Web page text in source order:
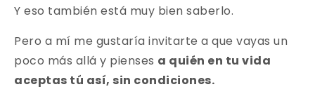
Y eso también está muy bien saberlo.
Pero a mí me gustaría invitarte a que vayas un
poco más allá y pienses a quién en tu vida
aceptas tú así, sin condiciones.